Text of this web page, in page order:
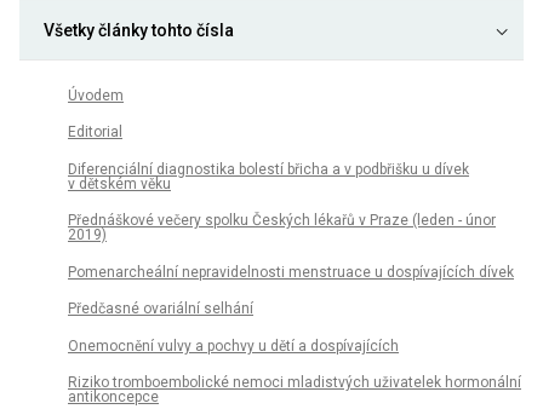
Všetky články tohto čísla
Úvodem
Editorial
Diferenciální diagnostika bolestí břicha a v podbřišku u dívek
v dětském věku
Přednáškové večery spolku Českých lékařů v Praze (leden - únor
2019)
Pomenarcheální nepravidelnosti menstruace u dospívajících dívek
Předčasné ovariální selhání
Onemocnění vulvy a pochvy u dětí a dospívajících
Riziko tromboembolické nemoci mladistvých uživatelek hormonální
antikoncepce